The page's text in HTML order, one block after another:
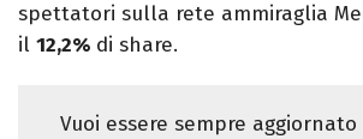
spettatori sulla rete ammiraglia
il 12,2% di share.
Vuoi essere sempre